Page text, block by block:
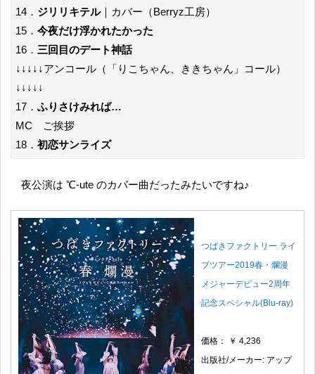
14． ジリリキテル｜カバー（Berryz工房）
15． 今夜だけ浮かれたかった
16． 三回目のデート神話
↓↓↓↓↓アンコール（「りこちゃん、ききちゃん」コール）
↓↓↓↓↓
17． ふりさけみれば…
MC ご挨拶
18． 初恋サンライズ
夜公演は ℃-ute のカバー曲だったみたいですね♪
つばきファクトリー ライ
ブツアー2019春・爛漫
メジャーデビュー2周年
記念スペシャル(Blu-ray)
価格： ￥ 4,236
出版社/メーカー: アップ